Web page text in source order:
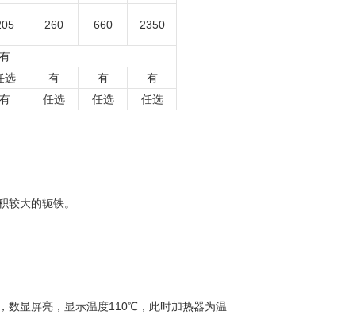
260 660 2350
有
选 有 有
有
有 任选 任选
任选
大的轭铁。
数显屏亮，显示温度110℃，此时加热器为温